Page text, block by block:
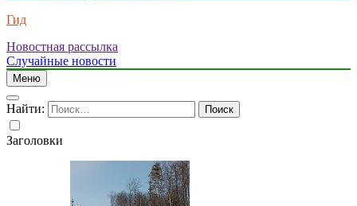
Гид
Новостная рассылка
Случайные новости
Меню
Найти:
Заголовки